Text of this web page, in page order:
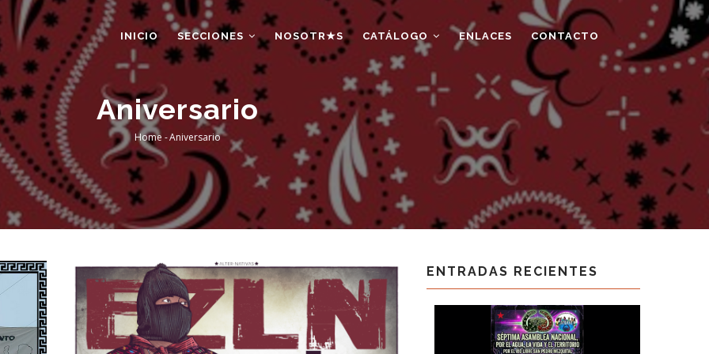
INICIO SECCIONES NOSOTR★S CATÁLOGO ENLACES CONTACTO
Aniversario
Breadcrumb
Home -Aniversario
ENTRADAS RECIENTES